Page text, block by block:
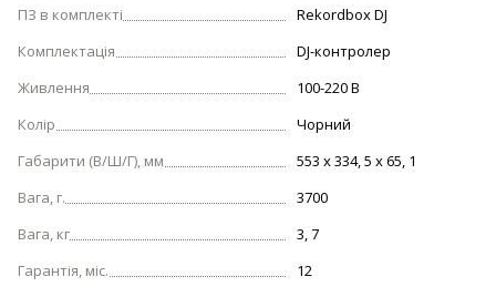
ПЗ в комплекті
Rekordbox DJ
Комплектація
DJ-контролер
Живлення
100-220 В
Колір
Чорний
Габарити (В/Ш/Г), мм
553 х 334, 5 х 65, 1
Вага, г.
3700
Вага, кг
3, 7
Гарантія, міс.
12